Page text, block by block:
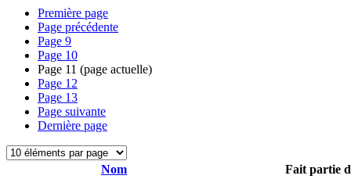
Première page
Page précédente
Page 9
Page 10
Page 11 (page actuelle)
Page 12
Page 13
Page suivante
Dernière page
Nom
Fait partie